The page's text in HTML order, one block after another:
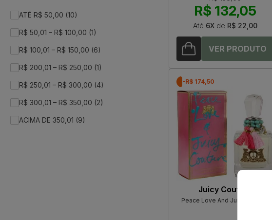
ATÉ R$ 50,00 (10)
R$ 50,01 – R$ 100,00 (1)
R$ 100,01 – R$ 150,00 (6)
R$ 200,01 – R$ 250,00 (1)
R$ 250,01 – R$ 300,00 (4)
R$ 300,01 – R$ 350,00 (2)
ACIMA DE 350,01 (9)
R$ 132,05
Até 6X de R$ 22,00
-R$ 174,50
Juicy Couture
Peace Love And Juicy Couture